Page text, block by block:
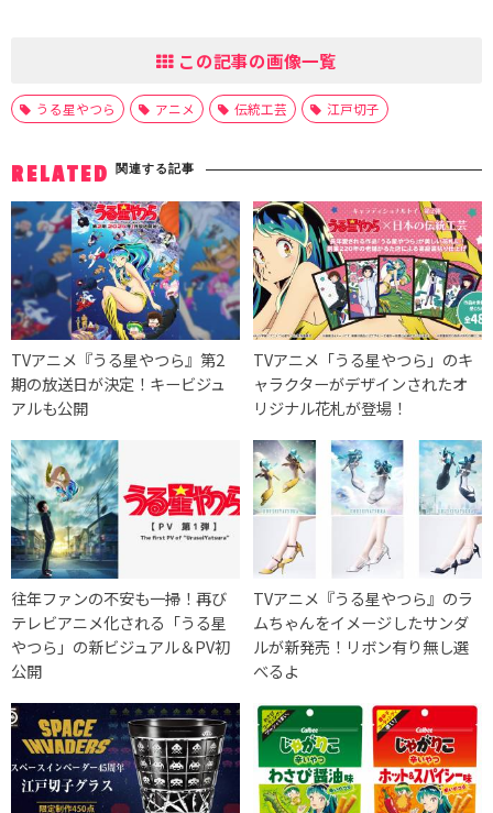
この記事の画像一覧
うる星やつら アニメ 伝統工芸 江戸切子
RELATED 関連する記事
TVアニメ『うる星やつら』第2
期の放送日が決定！キービジュ
アルも公開
TVアニメ「うる星やつら」のキ
ャラクターがデザインされたオ
リジナル花札が登場！
往年ファンの不安も一掃！再び
テレビアニメ化される「うる星
やつら」の新ビジュアル＆PV初
公開
TVアニメ『うる星やつら』のラ
ムちゃんをイメージしたサンダ
ルが新発売！リボン有り無し選
べるよ